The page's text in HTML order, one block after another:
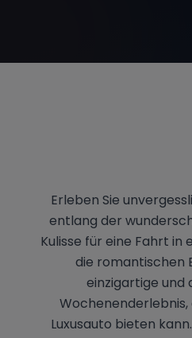
Erleben Sie
entlang der
Kulisse für eine Fahrt
die romantischen
einzigartige und
Wochenenderlebnis,
Luxusauto bieten